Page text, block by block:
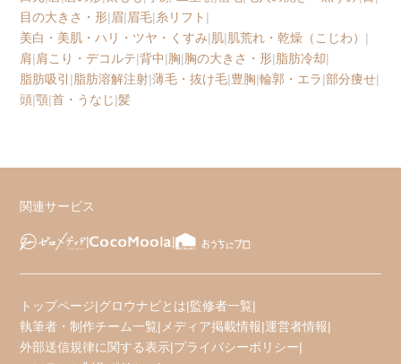
目の大きさ・形|眉|眉毛|糸リフト |
美白・美肌・ハリ・ツヤ・くすみ|肌|肌荒れ・乾燥（こじわ） |
肩|肩こり・デコルテ|背中|胸|胸の大きさ・形|脂肪冷却|
脂肪吸引 |脂肪溶解注射|薄毛・抜け毛|豊胸|輪郭・エラ|部分痩せ|
頭|顎|首・うなじ|髪
関連サービス
トップページ|グロウナビとは|監修者一覧|
執筆者・制作チーム一覧| メディア掲載情報|運営者情報|
外部送信規律に関する表示|プライバシーポリシー|